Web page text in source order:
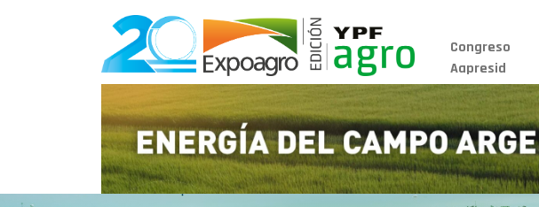
Congreso
Aapresid